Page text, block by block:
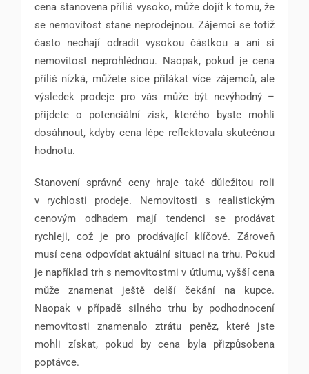
cena stanovena příliš vysoko, může dojít k tomu, že
se nemovitost stane neprodejnou. Zájemci se totiž
často nechají odradit vysokou částkou a ani si
nemovitost neprohlédnou. Naopak, pokud je cena
příliš nízká, můžete sice přilákat více zájemců, ale
výsledek prodeje pro vás může být nevýhodný –
přijdete o potenciální zisk, kterého byste mohli
dosáhnout, kdyby cena lépe reflektovala skutečnou
hodnotu.
Stanovení správné ceny hraje také důležitou roli
v rychlosti prodeje. Nemovitosti s realistickým
cenovým odhadem mají tendenci se prodávat
rychleji, což je pro prodávající klíčové. Zároveň
musí cena odpovídat aktuální situaci na trhu. Pokud
je například trh s nemovitostmi v útlumu, vyšší cena
může znamenat ještě delší čekání na kupce.
Naopak v případě silného trhu by podhodnocení
nemovitosti znamenalo ztrátu peněz, které jste
mohli získat, pokud by cena byla přizpůsobena
poptávce.